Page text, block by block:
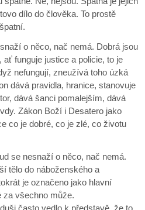
dílo do člověka. To prostě
o něco, nač nemá. Dobrá jsou
funguje justice a policie, to je
nefungují, zneužívá toho úzká
dává pravidla, hranice, stanovuje
dává šanci pomalejším, dává
Zákon Boží i Desatero jako
co je dobré, co je zlé, co životu
se nesnaží o něco, nač nemá.
tělo do náboženského a
je označeno jako hlavní
za všechno může.